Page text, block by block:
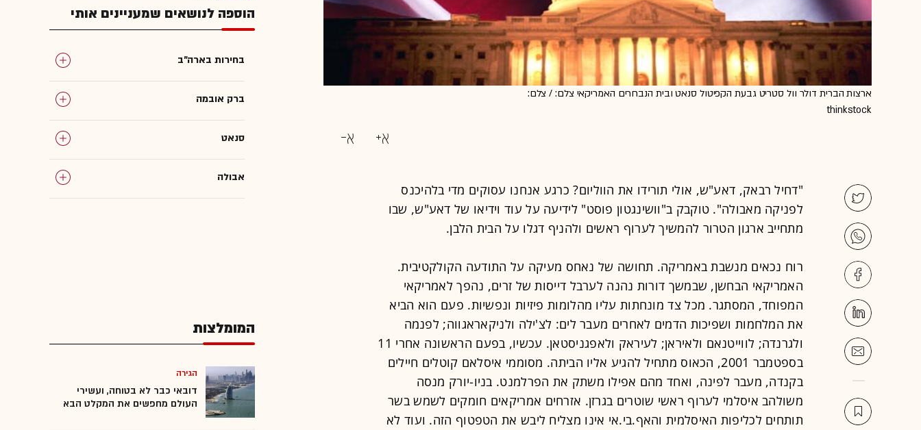
ארצות הברית דולר וול סטריט גבעת הקפיטול סנאט ובית הנבחרים האמריקאי צלם: / צלם:
thinkstock
"דחיל רבאק, דאע"ש, אולי תורידו את הווליום? כרגע אנחנו עסוקים מדי בלהיכנס
לפניקה מאבולה". טוקבק ב"וושינגטון פוסט" לידיעה על עוד וידיאו של דאע"ש, שבו
מתחייב ארגון הטרור להמשיך לערוף ראשים ולהניף דגלו על הבית הלבן.
רוח נכאים מנשבת באמריקה. תחושה של נאחס מעיקה על התודעה הקולקטיבית.
האמריקאי הבחשן, שבמשך דורות נהנה לערבל דייסות של זרים, נהפך לאמריקאי
המפוחד, המסתגר. מכל צד מונחתות עליו מהלומות פיזיות ונפשיות. פעם הוא הביא
את המלחמות ושפיכות הדמים לאחרים מעבר לים: לצ'ילה ולניקאראגווה; לפנמה
ולגרנדה; לווייטנאם ולאיראן; לעיראק ולאפגניסטאן. עכשיו, בפעם הראשונה אחרי 11
בספטמבר 2001, הכאוס מתחיל להגיע אליו הביתה. מסוממי איסלאם קוטלים חיילים
בקנדה, מעבר לפינה, ואחד מהם אפילו משתק את הפרלמנט. בניו-יורק מנסה
משולהב איסלמי לערוף ראשי שוטרים בגרזן. אזרחים אמריקאים חומקים לשמש בשר
תותחים לכליפות האיסלמית והאף.בי.אי אינו מצליח ליבש את הטפטוף הזה. ועוד לא
הוספה לנושאים שמעניינים אותי
בחירות בארה"ב
ברק אובמה
סנאט
אבולה
המומלצות
הגירה
דובאי כבר לא בטוחה, ועשירי
העולם מחפשים את המקלט הבא